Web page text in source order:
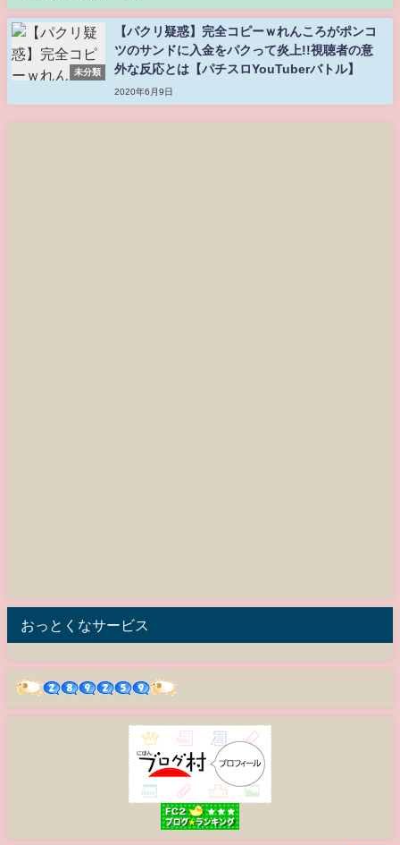
未分類
【パクリ疑惑】完全コピーｗれんころがポンコ
ツのサンドに入金をパクって炎上!!視聴者の意
外な反応とは【パチスロYouTuberバトル】
2020年6月9日
おっとくなサービス